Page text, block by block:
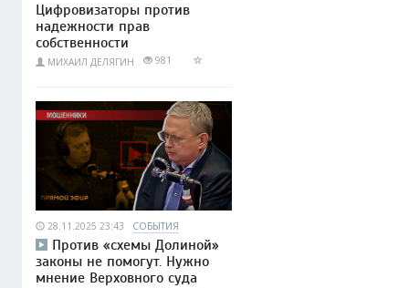
Цифровизаторы против
надежности прав
собственности
МИХАИЛ ДЕЛЯГИН 981
28.11.2025 23:43 СОБЫТИЯ
Против «схемы Долиной»
законы не помогут. Нужно
мнение Верховного суда